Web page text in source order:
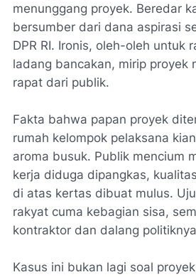
menunggang proyek. Beredar
bersumber dari dana aspirasi
DPR RI. Ironis, oleh-oleh untuk
ladang bancakan, mirip proyek
rapat dari publik.
Fakta bahwa papan proyek
rumah kelompok pelaksana
aroma busuk. Publik mencium
kerja diduga dipangkas,
di atas kertas dibuat mulus.
rakyat cuma kebagian sisa,
kontraktor dan dalang
Kasus ini bukan lagi soal